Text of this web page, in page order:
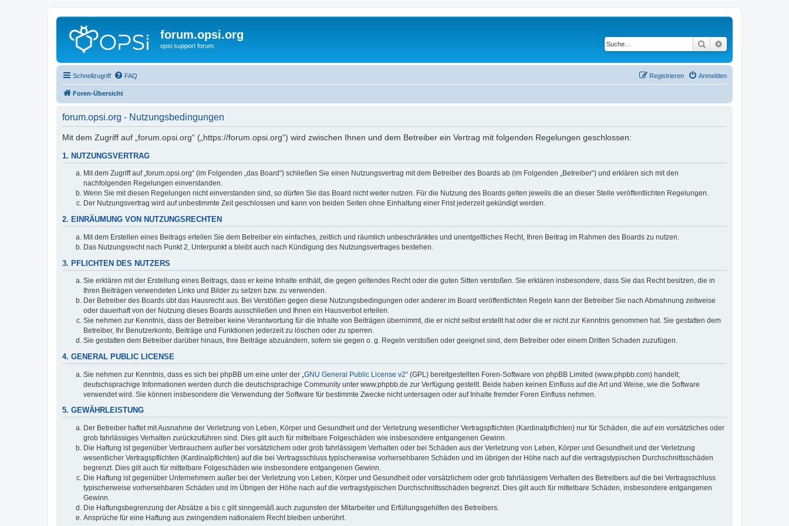
forum.opsi.org
opsi support forum Suche
Schnellzugriff FAQ Anmelden
Registrieren
Foren-Übersicht
forum.opsi.org - Nutzungsbedingungen
Mit dem Zugriff auf „forum.opsi.org“ („https://forum.opsi.org“) wird zwischen Ihnen und dem Betreiber ein Vertrag mit folgenden Regelungen geschlossen:
1. NUTZUNGSVERTRAG
Mit dem Zugriff auf „forum.opsi.org“ (im Folgenden „das Board“) schließen Sie einen Nutzungsvertrag mit dem Betreiber des Boards ab (im Folgenden „Betreiber“) und erklären sich mit den
nachfolgenden Regelungen einverstanden.
Wenn Sie mit diesen Regelungen nicht einverstanden sind, so dürfen Sie das Board nicht weiter nutzen. Für die Nutzung des Boards gelten jeweils die an dieser Stelle veröffentlichten Regelungen.
Der Nutzungsvertrag wird auf unbestimmte Zeit geschlossen und kann von beiden Seiten ohne Einhaltung einer Frist jederzeit gekündigt werden.
2. EINRÄUMUNG VON NUTZUNGSRECHTEN
Mit dem Erstellen eines Beitrags erteilen Sie dem Betreiber ein einfaches, zeitlich und räumlich unbeschränktes und unentgeltliches Recht, Ihren Beitrag im Rahmen des Boards zu nutzen.
Das Nutzungsrecht nach Punkt 2, Unterpunkt a bleibt auch nach Kündigung des Nutzungsvertrages bestehen.
3. PFLICHTEN DES NUTZERS
Sie erklären mit der Erstellung eines Beitrags, dass er keine Inhalte enthält, die gegen geltendes Recht oder die guten Sitten verstoßen. Sie erklären insbesondere, dass Sie das Recht besitzen, die in
Ihren Beiträgen verwendeten Links und Bilder zu setzen bzw. zu verwenden.
Der Betreiber des Boards übt das Hausrecht aus. Bei Verstößen gegen diese Nutzungsbedingungen oder anderer im Board veröffentlichten Regeln kann der Betreiber Sie nach Abmahnung zeitweise
oder dauerhaft von der Nutzung dieses Boards ausschließen und Ihnen ein Hausverbot erteilen.
Sie nehmen zur Kenntnis, dass der Betreiber keine Verantwortung für die Inhalte von Beiträgen übernimmt, die er nicht selbst erstellt hat oder die er nicht zur Kenntnis genommen hat. Sie gestatten dem
Betreiber, Ihr Benutzerkonto, Beiträge und Funktionen jederzeit zu löschen oder zu sperren.
Sie gestatten dem Betreiber darüber hinaus, Ihre Beiträge abzuändern, sofern sie gegen o. g. Regeln verstoßen oder geeignet sind, dem Betreiber oder einem Dritten Schaden zuzufügen.
4. GENERAL PUBLIC LICENSE
Sie nehmen zur Kenntnis, dass es sich bei phpBB um eine unter der „ GNU General Public License v2“ (GPL) bereitgestellten Foren-Software von phpBB Limited (www.phpbb.com) handelt;
deutschsprachige Informationen werden durch die deutschsprachige Community unter www.phpbb.de zur Verfügung gestellt. Beide haben keinen Einfluss auf die Art und Weise, wie die Software
verwendet wird. Sie können insbesondere die Verwendung der Software für bestimmte Zwecke nicht untersagen oder auf Inhalte fremder Foren Einfluss nehmen.
5. GEWÄHRLEISTUNG
Der Betreiber haftet mit Ausnahme der Verletzung von Leben, Körper und Gesundheit und der Verletzung wesentlicher Vertragspflichten (Kardinalpflichten) nur für Schäden, die auf ein vorsätzliches oder
grob fahrlässiges Verhalten zurückzuführen sind. Dies gilt auch für mittelbare Folgeschäden wie insbesondere entgangenen Gewinn.
Die Haftung ist gegenüber Verbrauchern außer bei vorsätzlichem oder grob fahrlässigem Verhalten oder bei Schäden aus der Verletzung von Leben, Körper und Gesundheit und der Verletzung
wesentlicher Vertragspflichten (Kardinalpflichten) auf die bei Vertragsschluss typischerweise vorhersehbaren Schäden und im übrigen der Höhe nach auf die vertragstypischen Durchschnittsschäden
begrenzt. Dies gilt auch für mittelbare Folgeschäden wie insbesondere entgangenen Gewinn.
Die Haftung ist gegenüber Unternehmern außer bei der Verletzung von Leben, Körper und Gesundheit oder vorsätzlichem oder grob fahrlässigem Verhalten des Betreibers auf die bei Vertragsschluss
typischerweise vorhersehbaren Schäden und im Übrigen der Höhe nach auf die vertragstypischen Durchschnittsschäden begrenzt. Dies gilt auch für mittelbare Schäden, insbesondere entgangenen
Gewinn.
Die Haftungsbegrenzung der Absätze a bis c gilt sinngemäß auch zugunsten der Mitarbeiter und Erfüllungsgehilfen des Betreibers.
Ansprüche für eine Haftung aus zwingendem nationalem Recht bleiben unberührt.